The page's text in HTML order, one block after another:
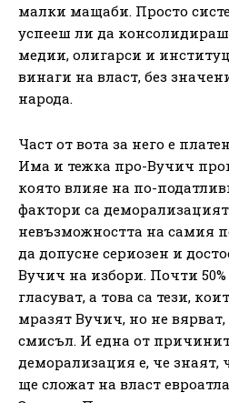
малки мащаби. Просто
успееш ли да
медии, олигарси и
винаги на власт, без
народа.
Част от вота за него е
Има и тежка про-Вучич
която влияе на по-
фактори са
невъзможността на самия
да допусне сериозен и
Вучич на избори. Почти
гласуват, а това са тези,
мразят Вучич, но не
смисъл. И една от
деморализация е, че знаят,
ще сложат на власт